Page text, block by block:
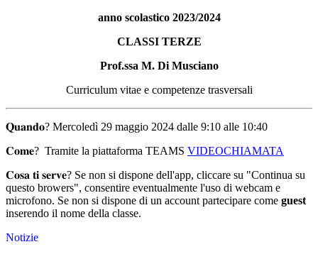
anno scolastico 2023/2024
CLASSI TERZE
Prof.ssa M. Di Musciano
Curriculum vitae e competenze trasversali
𝐐𝐮𝐚𝐧𝐝𝐨? Mercoledì 29 maggio 2024 dalle 9:10 alle 10:40
𝐂𝐨𝐦𝐞? Tramite la piattaforma TEAMS VIDEOCHIAMATA
𝐂𝐨𝐬𝐚 𝐭𝐢 𝐬𝐞𝐫𝐯𝐞? Se non si dispone dell'app, cliccare su "Continua su
questo browers", consentire eventualmente l'uso di webcam e
microfono. Se non si dispone di un account partecipare come guest
inserendo il nome della classe.
Notizie